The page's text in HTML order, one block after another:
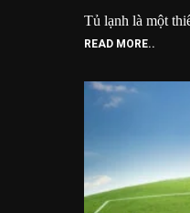
Tủ lạnh là một
READ MORE..